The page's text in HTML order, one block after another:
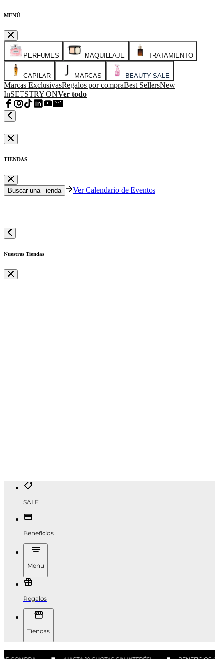
MENÚ
PERFUMES MAQUILLAJE TRATAMIENTO
CAPILAR MARCAS BEAUTY SALE
Marcas ExclusivasRegalos por compraBest SellersNew
InSETSTRY ONVer todo
TIENDAS
Buscar una Tienda Ver Calendario de Eventos
Nuestras Tiendas
SALE
Beneficios
Menu
Regalos
Tiendas